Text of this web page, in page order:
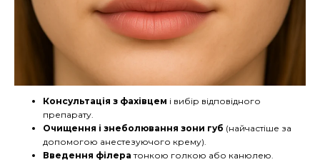
Консультація з фахівцем і вибір відповідного
препарату.
Очищення і знеболювання зони губ (найчастіше за
допомогою анестезуючого крему).
Введення філера тонкою голкою або канюлею.